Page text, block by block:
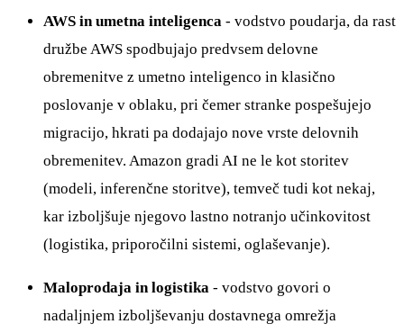
AWS in umetna inteligenca - vodstvo poudarja, da rast
družbe AWS spodbujajo predvsem delovne
obremenitve z umetno inteligenco in klasično
poslovanje v oblaku, pri čemer stranke pospešujejo
migracijo, hkrati pa dodajajo nove vrste delovnih
obremenitev. Amazon gradi AI ne le kot storitev
(modeli, inferenčne storitve), temveč tudi kot nekaj,
kar izboljšuje njegovo lastno notranjo učinkovitost
(logistika, priporočilni sistemi, oglaševanje).
Maloprodaja in logistika - vodstvo govori o
nadaljnjem izboljševanju dostavnega omrežja